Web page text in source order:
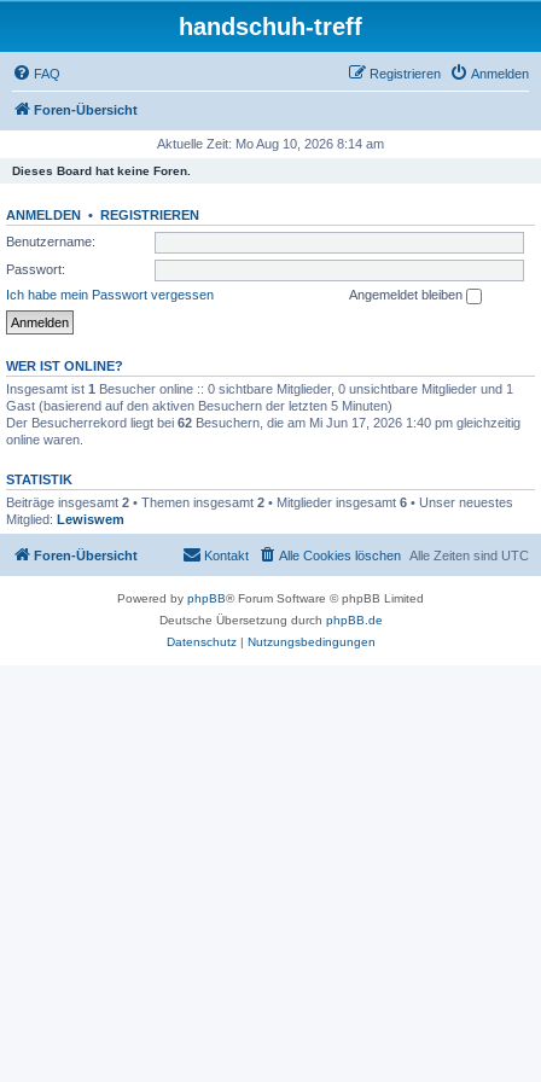
handschuh-treff
FAQ Anmelden
Registrieren
Foren-Übersicht
Aktuelle Zeit: Mo Aug 10, 2026 8:14 am
Dieses Board hat keine Foren.
ANMELDEN • REGISTRIEREN
Benutzername:
Passwort:
Ich habe mein Passwort vergessen
Angemeldet bleiben
WER IST ONLINE?
Insgesamt ist 1 Besucher online :: 0 sichtbare Mitglieder, 0 unsichtbare Mitglieder und 1
Gast (basierend auf den aktiven Besuchern der letzten 5 Minuten)
Der Besucherrekord liegt bei 62 Besuchern, die am Mi Jun 17, 2026 1:40 pm gleichzeitig
online waren.
STATISTIK
Beiträge insgesamt 2 • Themen insgesamt 2 • Mitglieder insgesamt 6 • Unser neuestes
Mitglied: Lewiswem
Foren-Übersicht Alle Zeiten sind UTC
Alle Cookies löschen
Kontakt
Powered by phpBB® Forum Software © phpBB Limited
Deutsche Übersetzung durch phpBB.de
Datenschutz| Nutzungsbedingungen